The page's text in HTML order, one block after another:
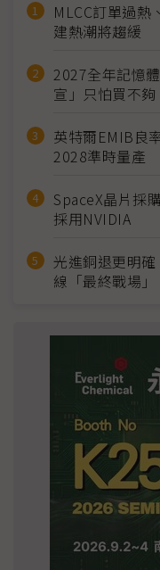
MLCC訂單過
建熱潮將趨緩
2027全年記憶
宣」只怕買不夠
英特爾EMIB良
2028準時量產
SpaceX晶片採
採用NVIDIA
光進銅退更明
線「最終戰場」